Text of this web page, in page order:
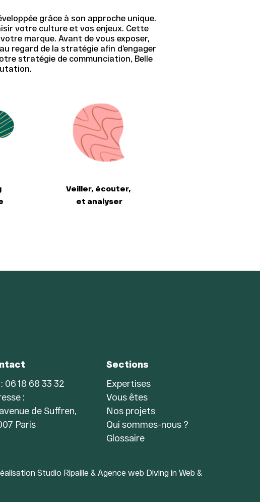
grâce à son approche unique.
votre culture et vos enjeux. Cette
marque. Avant de vous exposer,
regard de la stratégie afin d’engager
stratégie de communciation, Belle
Veiller, écouter,
et analyser
06 18 68 33 32
:
de Suffren,
Paris
Sections
Expertises
Vous êtes
Nos projets
Qui sommes-nous ?
Glossaire
Studio Ripaille & Agence web Diving in Web &